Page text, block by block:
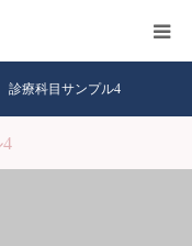
診療科目サンプル4